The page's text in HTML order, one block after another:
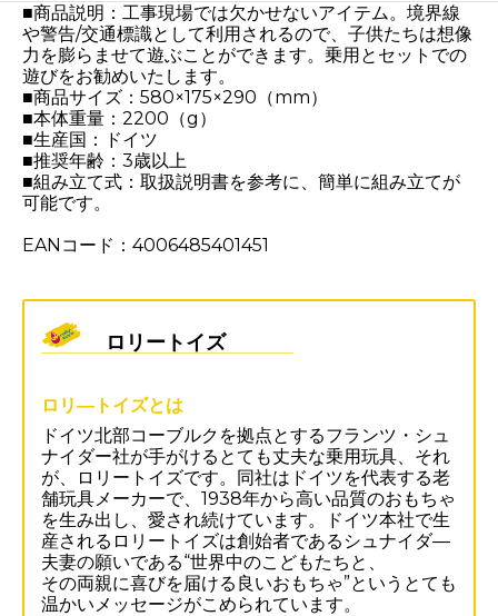
■商品説明：工事現場では欠かせないアイテム。境界線
や警告/交通標識として利用されるので、子供たちは想像
力を膨らませて遊ぶことができます。乗用とセットでの
遊びをお勧めいたします。
■商品サイズ：580×175×290（mm）
■本体重量：2200（g）
■生産国：ドイツ
■推奨年齢：3歳以上
■組み立て式：取扱説明書を参考に、簡単に組み立てが
可能です。
EANコード：4006485401451
ロリートイズ
ロリ―トイズとは
ドイツ北部コーブルクを拠点とするフランツ・シュ
ナイダー社が手がけるとても丈夫な乗用玩具、それ
が、ロリートイズです。同社はドイツを代表する老
舗玩具メーカーで、1938年から高い品質のおもちゃ
を生み出し、愛され続けています。ドイツ本社で生
産されるロリートイズは創始者であるシュナイダ―
夫妻の願いである“世界中のこどもたちと、
その両親に喜びを届ける良いおもちゃ”というとても
温かいメッセージがこめられています。